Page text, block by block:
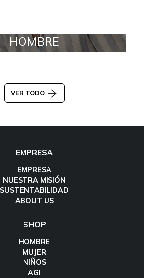
HOMBRE
VER TODO
EMPRESA
EMPRESA
NUESTRA MISIÓN
SUSTENTABILIDAD
ABOUT US
SHOP
HOMBRE
MUJER
NIÑOS
AGI